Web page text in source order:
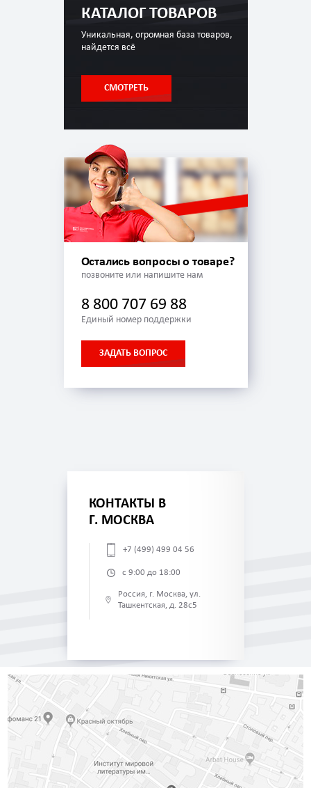
КАТАЛОГ ТОВАРОВ
Уникальная, огромная база товаров,
найдется всё
СМОТРЕТЬ
Остались вопросы о товаре?
позвоните или напишите нам
8 800 707 69 88
Единый номер поддержки
ЗАДАТЬ ВОПРОС
КОНТАКТЫ В
Г. МОСКВА
+7 (499) 499 04 56
с 9:00 до 18:00
Россия, г. Москва, ул.
Ташкентская, д. 28с5